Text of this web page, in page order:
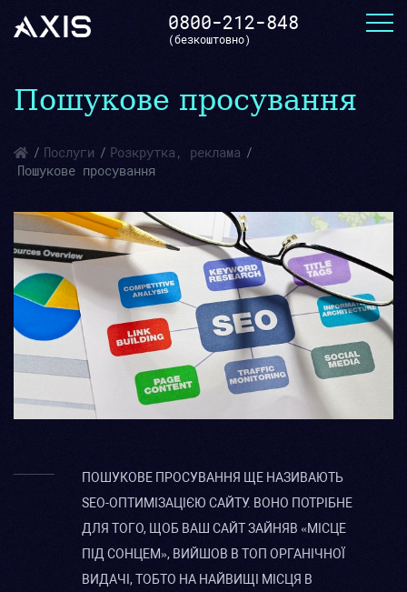
0800-212-848
(безкоштовно)
Пошукове просування
Послуги
Розкрутка, реклама
Пошукове просування
ПОШУКОВЕ ПРОСУВАННЯ ЩЕ НАЗИВАЮТЬ
SEO-ОПТИМІЗАЦІЄЮ САЙТУ. ВОНО ПОТРІБНЕ
ДЛЯ ТОГО, ЩОБ ВАШ САЙТ ЗАЙНЯВ «МІСЦЕ
ПІД СОНЦЕМ», ВИЙШОВ В ТОП ОРГАНІЧНОЇ
ВИДАЧІ, ТОБТО НА НАЙВИЩІ МІСЦЯ В